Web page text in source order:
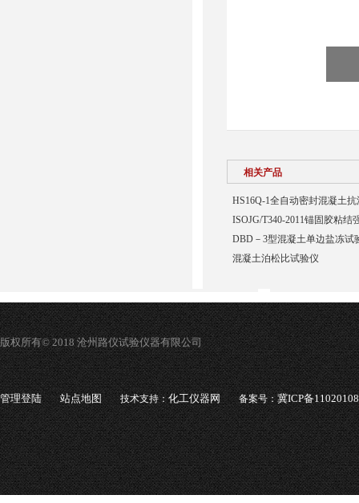
相关产品
HS16Q-1全自动密封混凝土抗
ISOJG/T340-2011锚固胶粘结
DBD－3型混凝土单边盐冻试
混凝土泊松比试验仪
版权所有© 2018 沧州路仪试验仪器有限公司
管理登陆 站点地图 技术支持：化工仪器网 备案号：冀ICP备